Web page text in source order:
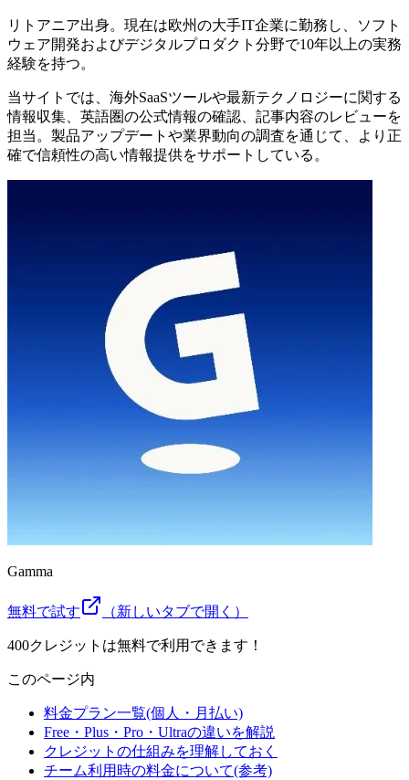
リトアニア出身。現在は欧州の大手IT企業に勤務し、ソフト
ウェア開発およびデジタルプロダクト分野で10年以上の実務
経験を持つ。
当サイトでは、海外SaaSツールや最新テクノロジーに関する
情報収集、英語圏の公式情報の確認、記事内容のレビューを
担当。製品アップデートや業界動向の調査を通じて、より正
確で信頼性の高い情報提供をサポートしている。
Gamma
無料で試す （新しいタブで開く）
400クレジットは無料で利用できます！
このページ内
料金プラン一覧(個人・月払い)
Free・Plus・Pro・Ultraの違いを解説
クレジットの仕組みを理解しておく
チーム利用時の料金について(参考)